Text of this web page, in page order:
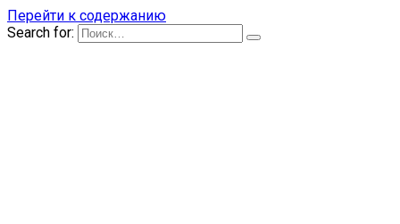
Перейти к содержанию
Search for: